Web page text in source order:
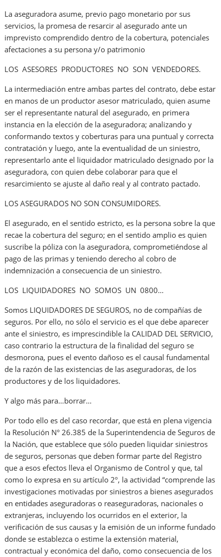
La aseguradora asume, previo pago monetario por sus
servicios, la promesa de resarcir al asegurado ante un
imprevisto comprendido dentro de la cobertura, potenciales
afectaciones a su persona y/o patrimonio
LOS ASESORES PRODUCTORES NO SON VENDEDORES.
La intermediación entre ambas partes del contrato, debe estar
en manos de un productor asesor matriculado, quien asume
ser el representante natural del asegurado, en primera
instancia en la elección de la aseguradora; analizando y
conformando textos y coberturas para una puntual y correcta
contratación y luego, ante la eventualidad de un siniestro,
representarlo ante el liquidador matriculado designado por la
aseguradora, con quien debe colaborar para que el
resarcimiento se ajuste al daño real y al contrato pactado.
LOS ASEGURADOS NO SON CONSUMIDORES.
El asegurado, en el sentido estricto, es la persona sobre la que
recae la cobertura del seguro; en el sentido amplio es quien
suscribe la póliza con la aseguradora, comprometiéndose al
pago de las primas y teniendo derecho al cobro de
indemnización a consecuencia de un siniestro.
LOS LIQUIDADORES NO SOMOS UN 0800…
Somos LIQUIDADORES DE SEGUROS, no de compañías de
seguros. Por ello, no sólo el servicio es el que debe aparecer
ante el siniestro, es imprescindible la CALIDAD DEL SERVICIO,
caso contrario la estructura de la finalidad del seguro se
desmorona, pues el evento dañoso es el causal fundamental
de la razón de las existencias de las aseguradoras, de los
productores y de los liquidadores.
Y algo más para…borrar…
Por todo ello es del caso recordar, que está en plena vigencia
la Resolución N° 26.385 de la Superintendencia de Seguros de
la Nación, que establece que sólo pueden liquidar siniestros
de seguros, personas que deben formar parte del Registro
que a esos efectos lleva el Organismo de Control y que, tal
como lo expresa en su artículo 2º, la actividad “comprende las
investigaciones motivadas por siniestros a bienes asegurados
en entidades aseguradoras o reaseguradoras, nacionales o
extranjeras, incluyendo los ocurridos en el exterior, la
verificación de sus causas y la emisión de un informe fundado
donde se establezca o estime la extensión material,
contractual y económica del daño, como consecuencia de los